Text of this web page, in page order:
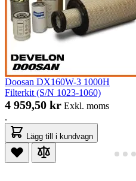
Doosan DX160W-3 1000H
Filterkit (S/N 1023-1060)
4 959,50 kr Exkl. moms
.
Lägg till i kundvagn